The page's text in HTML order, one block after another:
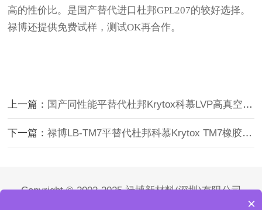
高的性价比。是国产替代进口杜邦GPL207的较好选择。
禄博还提供免费试样，测试OK再合作。
上一篇： 国产同性能平替代杜邦Krytox科慕LVP高真空润滑脂Kry
下一篇：禄博LB-TM7平替代杜邦科慕Krytox TM7橡胶轮胎模
Copyright © 2002-2025 禄博新材料(深圳)有限公司
×